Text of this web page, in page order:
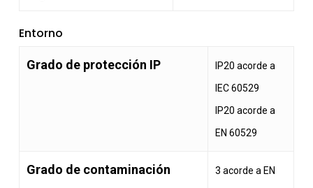
Entorno
Grado de protección IP
IP20 acorde a
IEC 60529
IP20 acorde a
EN 60529
Grado de contaminación
3 acorde a EN